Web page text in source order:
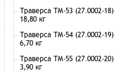
Траверса ТМ-53 (27.0002-18)
18,80 кг
Траверса ТМ-54 (27.0002-19)
6,70 кг
Траверса ТМ-55 (27.0002-20)
3,90 кг